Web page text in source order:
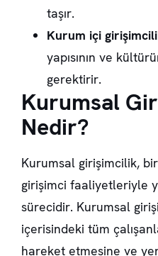
taşır.
Kurum içi
yapısının ve
gerektirir.
Kurumsal
Nedir?
Kurumsal girişimcilik,
girişimci faaliyetleriyle
sürecidir. Kurumsal
içerisindeki tüm
hareket etmesine ve